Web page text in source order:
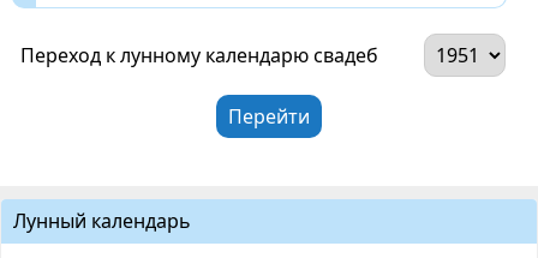
Переход к лунному календарю свадеб
Лунный календарь